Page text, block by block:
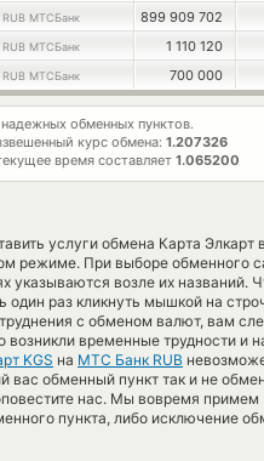
RUB МТСБанк 899 909 702
RUB МТСБанк 1 110 120
RUB МТСБанк 700 000
надежных обменных пунктов.
курс обмена: 1.207326
время составляет 1.065200
услуги обмена Карта Элкарт в
режиме. При выборе обменного
указываются возле их названий.
раз кликнуть мышкой на
с обменом валют, вам
возникли временные трудности и
KGS на МТС Банк RUB
обменный пункт так и не
нас. Мы вовремя примем
пункта, либо исключение